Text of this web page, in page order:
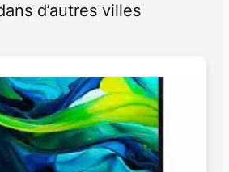
d’autres villes